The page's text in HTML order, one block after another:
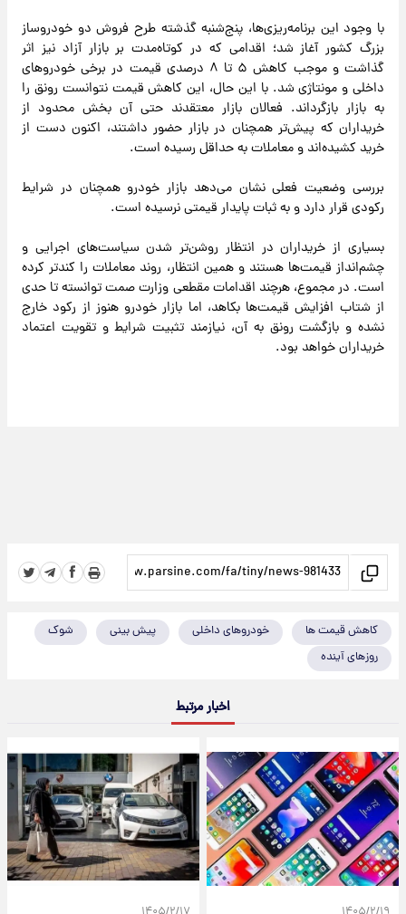
با وجود این برنامه‌ریزی‌ها، پنج‌شنبه گذشته طرح فروش دو خودروساز
بزرگ کشور آغاز شد؛ اقدامی که در کوتاه‌مدت بر بازار آزاد نیز اثر
گذاشت و موجب کاهش ۵ تا ۸ درصدی قیمت در برخی خودروهای
داخلی و مونتاژی شد. با این حال، این کاهش قیمت نتوانست رونق را
به بازار بازگرداند. فعالان بازار معتقدند حتی آن بخش محدود از
خریداران که پیش‌تر همچنان در بازار حضور داشتند، اکنون دست از
خرید کشیده‌اند و معاملات به حداقل رسیده است.
بررسی وضعیت فعلی نشان می‌دهد بازار خودرو همچنان در شرایط
رکودی قرار دارد و به ثبات پایدار قیمتی نرسیده است.
بسیاری از خریداران در انتظار روشن‌تر شدن سیاست‌های اجرایی و
چشم‌انداز قیمت‌ها هستند و همین انتظار، روند معاملات را کندتر کرده
است. در مجموع، هرچند اقدامات مقطعی وزارت صمت توانسته تا حدی
از شتاب افزایش قیمت‌ها بکاهد، اما بازار خودرو هنوز از رکود خارج
نشده و بازگشت رونق به آن، نیازمند تثبیت شرایط و تقویت اعتماد
خریداران خواهد بود.
کاهش قیمت ها خودروهای داخلی پیش بینی
شوک
روزهای آینده
اخبار مرتبط